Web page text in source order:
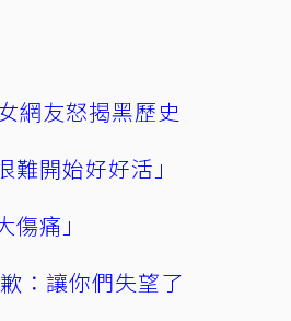
網友怒揭黑歷史
開始好好活」
痛」
：讓你們失望了